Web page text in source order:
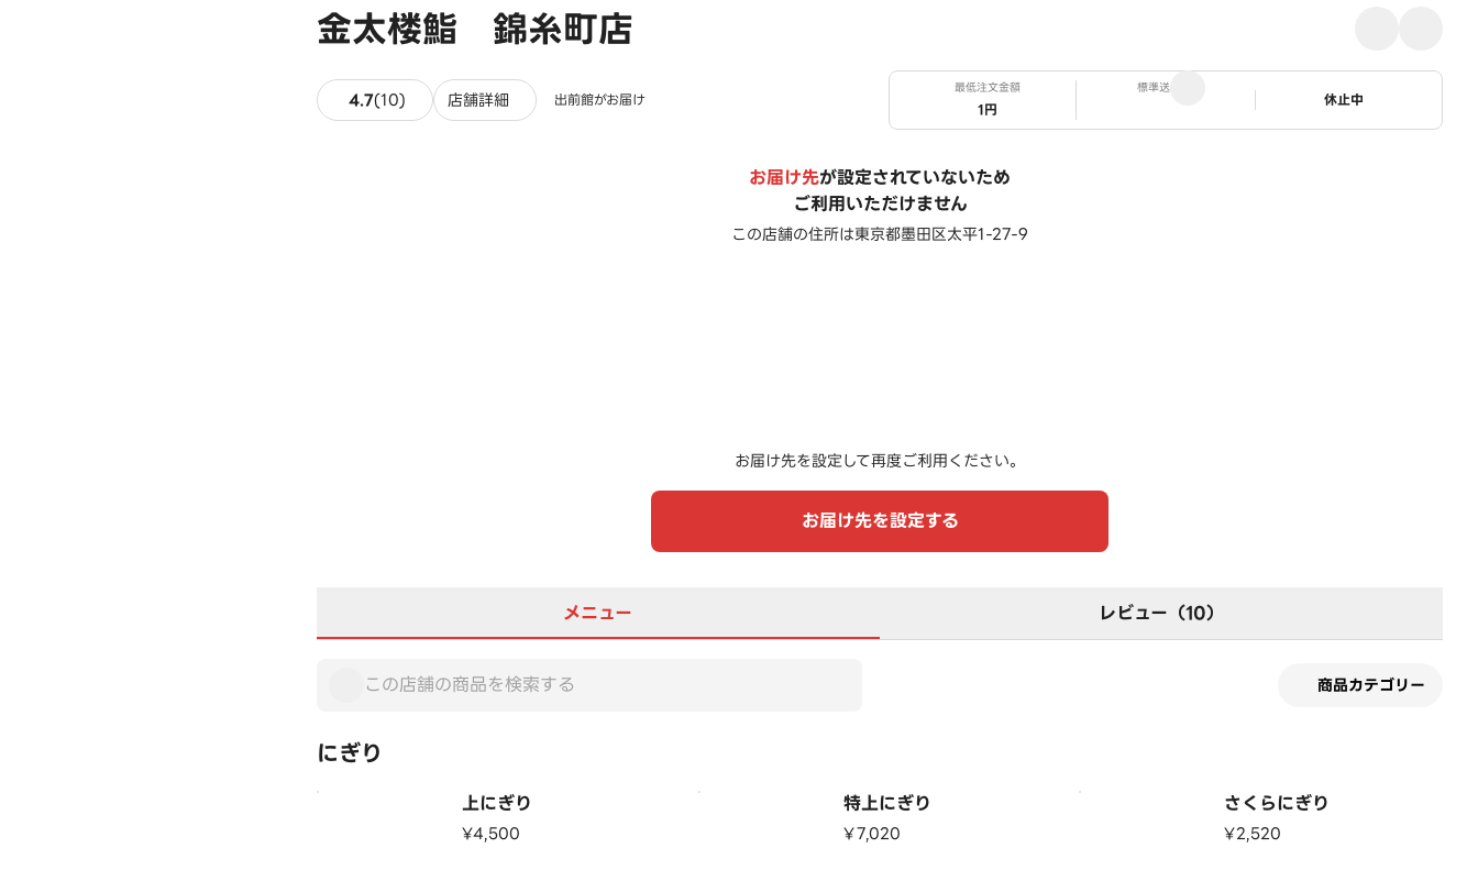
金太楼鮨 錦糸町店
4.7(10) 10件のレビュー
店舗詳細 出前館がお届け
最低注文金額
1円
標準送料
ステータス
休止中
お届け先が設定されていないため
ご利用いただけません
この店舗の住所は東京都墨田区太平1-27-9
お届け先を設定して再度ご利用ください。
お届け先を設定する
メニュー レビュー（10）
商品カテゴリー
にぎり
上にぎり
¥4,500
特上にぎり
¥7,020
さくらにぎり
¥2,520